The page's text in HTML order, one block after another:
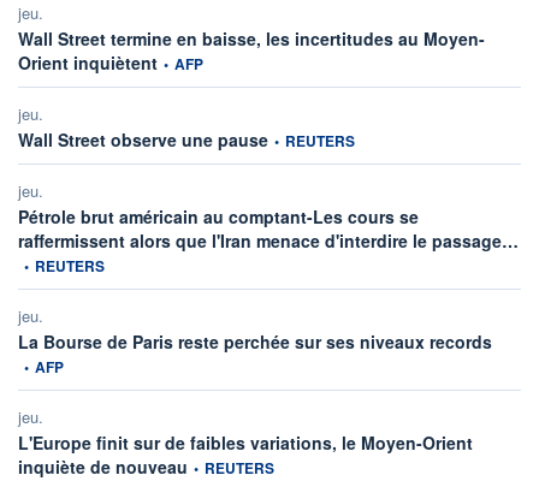
jeu.
Wall Street termine en baisse, les incertitudes au Moyen-
Orient inquiètentinformation fournie par
• AFP
jeu.
Wall Street observe une pause information fournie par
• REUTERS
jeu.
Pétrole brut américain au comptant-Les cours se
raffermissent alors que l'Iran menace d'interdire le passage…
• REUTERS
jeu.
La Bourse de Paris reste perchée sur ses niveaux records
• AFP
jeu.
L'Europe finit sur de faibles variations, le Moyen-Orient
inquiète de nouveau information fournie par
• REUTERS